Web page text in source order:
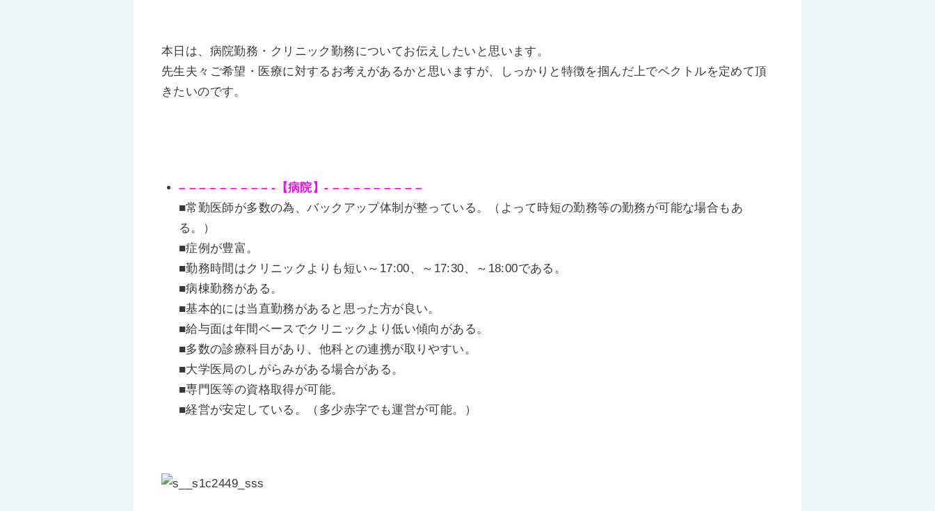
本日は、病院勤務・クリニック勤務についてお伝えしたいと思います。
先生夫々ご希望・医療に対するお考えがあるかと思いますが、しっかりと特徴を掴んだ上でベクトルを定めて頂
きたいのです。
– – – – – – – – – -【病院】- – – – – – – – – –
■常勤医師が多数の為、バックアップ体制が整っている。（よって時短の勤務等の勤務が可能な場合もあ
る。）
■症例が豊富。
■勤務時間はクリニックよりも短い～17:00、～17:30、～18:00である。
■病棟勤務がある。
■基本的には当直勤務があると思った方が良い。
■給与面は年間ベースでクリニックより低い傾向がある。
■多数の診療科目があり、他科との連携が取りやすい。
■大学医局のしがらみがある場合がある。
■専門医等の資格取得が可能。
■経営が安定している。（多少赤字でも運営が可能。）